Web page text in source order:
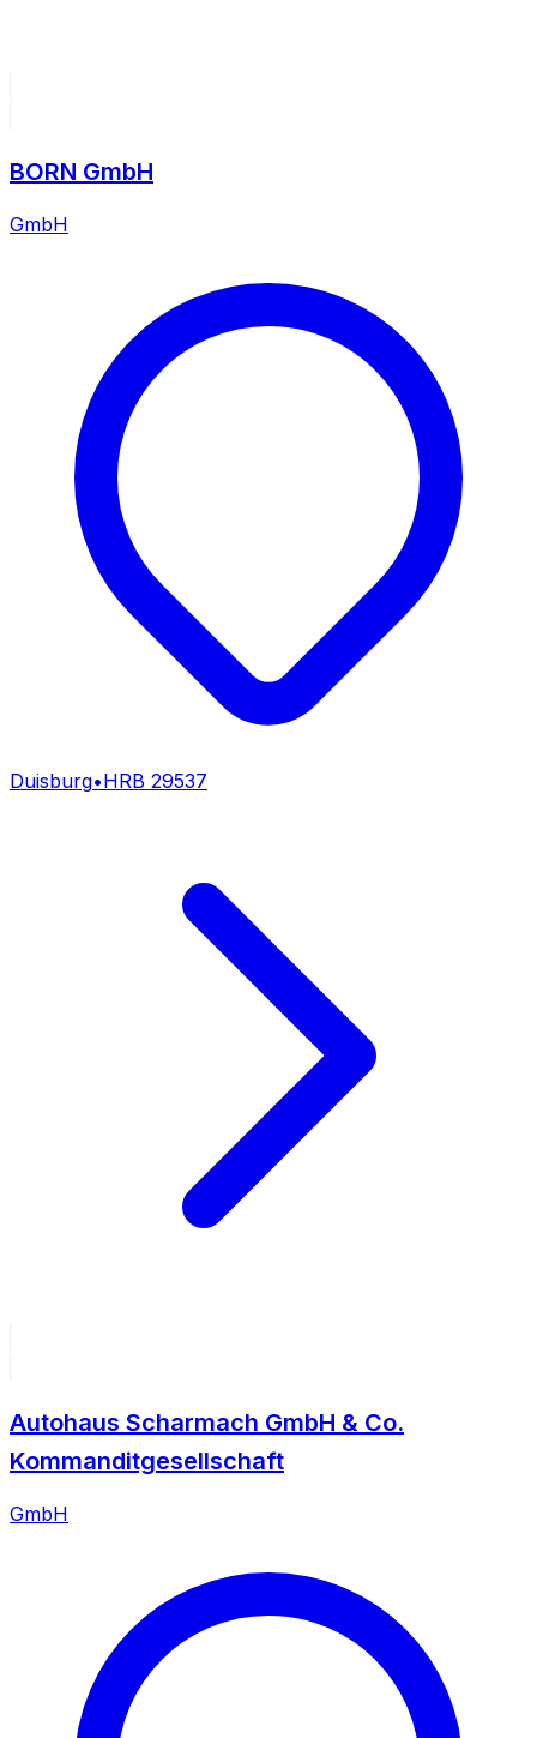
BORN GmbH
GmbH
Duisburg•HRB 29537
Autohaus Scharmach GmbH & Co.
Kommanditgesellschaft
GmbH